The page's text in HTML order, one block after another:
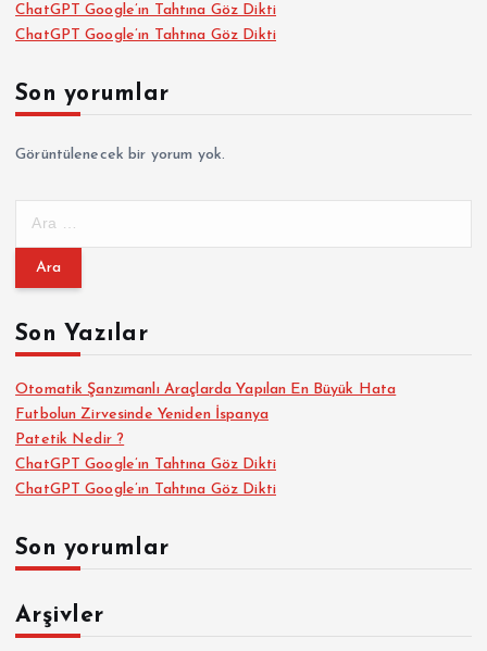
y
a
s
ı
ChatGPT Google’ın Tahtına Göz Dikti
ChatGPT Google’ın Tahtına Göz Dikti
Son yorumlar
Görüntülenecek bir yorum yok.
m
:Son Yazılar
Otomatik Şanzımanlı Araçlarda Yapılan En Büyük Hata
Futbolun Zirvesinde Yeniden İspanya
Patetik Nedir ?
ChatGPT Google’ın Tahtına Göz Dikti
ChatGPT Google’ın Tahtına Göz Dikti
Son yorumlar
Arşivler